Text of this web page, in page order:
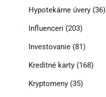
Hypotekárne úvery(36)
Influenceri (203)
Investovanie(81)
Kreditné karty(168)
Kryptomeny(35)